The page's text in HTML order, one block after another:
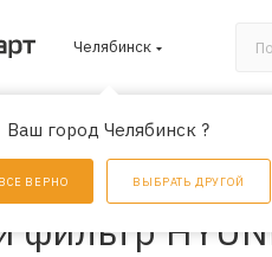
Челябинск
Ваш город Челябинск ?
ВЕРНО ВЫБРАТЬ ДРУГОЙ
АКЦИИ
фильтр